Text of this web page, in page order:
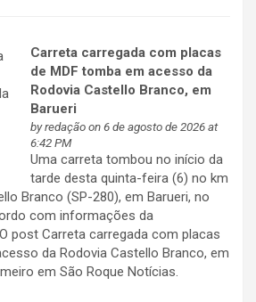
Carreta carregada com placas
de MDF tomba em acesso da
Rodovia Castello Branco, em
Barueri
byredaçãoon 6 de agosto de 2026 at
6:42 PM
Uma carreta tombou no início da
tarde desta quinta-feira (6) no km
Branco (SP-280), em Barueri, no
com informações da
post Carreta carregada com placas
da Rodovia Castello Branco, em
em São Roque Notícias.